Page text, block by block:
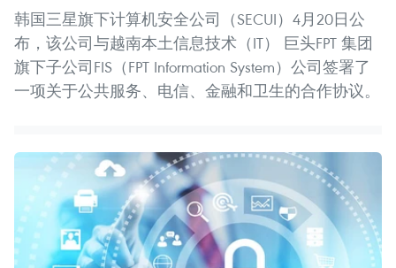
韩国三星旗下计算机安全公司（SECUI）4月20日公
布，该公司与越南本土信息技术（IT） 巨头FPT 集团
旗下子公司FIS（FPT Information System）公司签署了
一项关于公共服务、电信、金融和卫生的合作协议。